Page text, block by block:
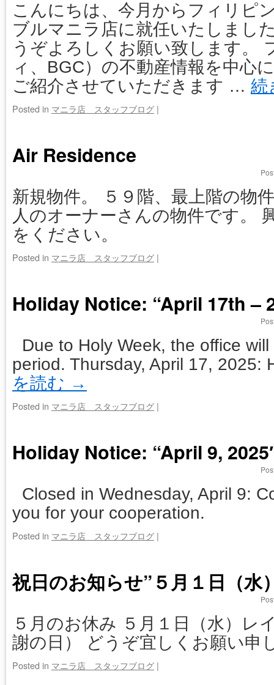
こんにちは、今月からフィリピ
ブルマニラ店に就任いたしまし
うぞよろしくお願い致します。
ィ、BGC）の不動産情報を中心
ご紹介させていただきます … 続
Posted in マニラ店 スタッフブログ |
Air Residence
新規物件。 ５９階、最上階の物
人のオーナーさんの物件です。
をください。
Posted in マニラ店 スタッフブログ |
Holiday Notice: “April 17th –
Due to Holy Week, the office
period. Thursday, April 17,
を読む →
Posted in マニラ店 スタッフブログ |
Holiday Notice: “April 9,
Closed in Wednesday, April 9:
you for your cooperation.
Posted in マニラ店 スタッフブログ |
祝日のお知らせ”５月１日（水
５月のお休み ５月１日（水）レ
謝の日） どうぞ宜しくお願い申
Posted in マニラ店 スタッフブログ |